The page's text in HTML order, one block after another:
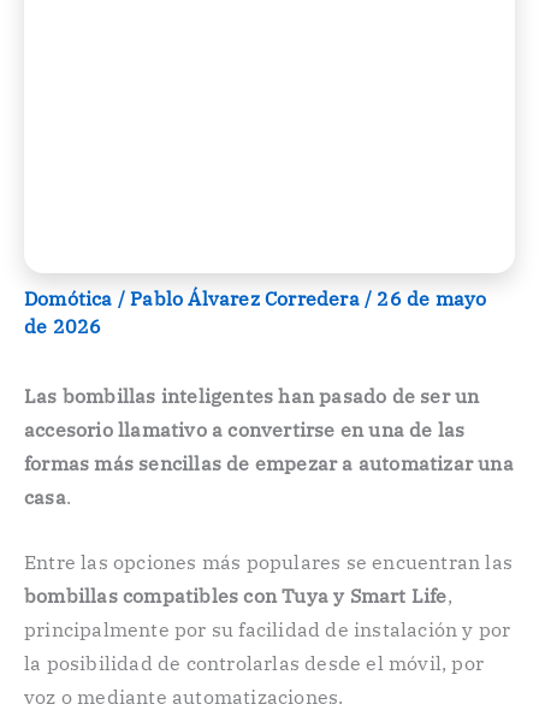
Domótica /Pablo Álvarez Corredera/ 26 de mayo
de 2026
Las bombillas inteligentes han pasado de ser un
accesorio llamativo a convertirse en una de las
formas más sencillas de empezar a automatizar una
casa.
Entre las opciones más populares se encuentran las
bombillas compatibles con Tuya y Smart Life,
principalmente por su facilidad de instalación y por
la posibilidad de controlarlas desde el móvil, por
voz o mediante automatizaciones.